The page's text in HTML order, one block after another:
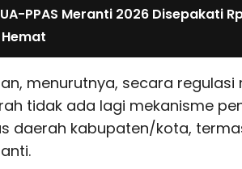
PPAS Meranti 2026 Disepakati
menurutnya, secara
tidak ada lagi mekanisme
daerah kabupaten/kota,